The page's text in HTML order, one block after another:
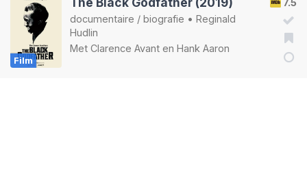
Film
documentaire / biografie • Reginald
Hudlin
Met Clarence Avant en Hank Aaron